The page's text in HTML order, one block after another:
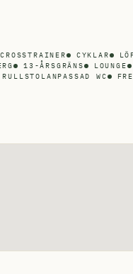
CROSSTRAINER CYKLAR
13-ÅRSGRÄNS
LOUNGE
RULLSTOLANPASSAD WC